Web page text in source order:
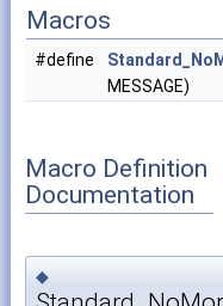
Macros
#define
MESSAGE)
Macro Definition
Documentation
◆